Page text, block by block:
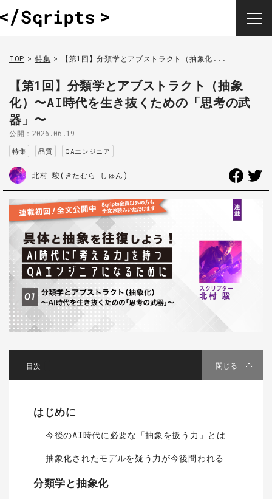
TOP 特集 【第1回】分類学とアブストラクト（抽象化...
【第1回】分類学とアブストラクト（抽象
化）〜AI時代を生き抜くための「思考の武
器」〜
公開：2026.06.19
特集 品質 QAエンジニア
北村 駿(きたむら しゅん)
閉じる
はじめに
今後のAI時代に必要な「抽象を扱う力」とは
抽象化されたモデルを疑う力が今後問われる
分類学と抽象化